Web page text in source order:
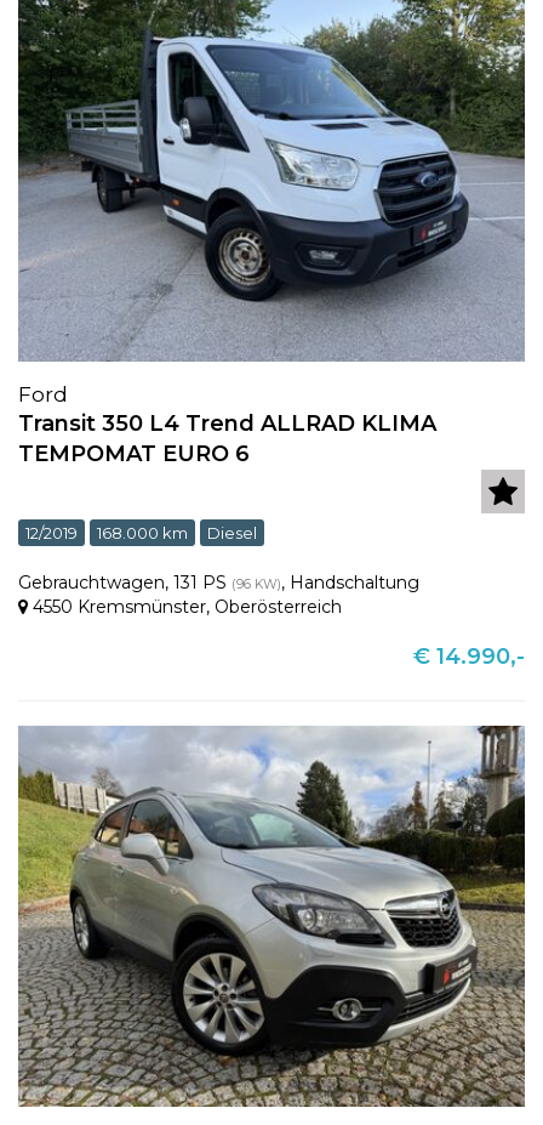
Ford
Transit 350 L4 Trend ALLRAD KLIMA
TEMPOMAT EURO 6
12/2019 168.000 km Diesel
Gebrauchtwagen, 131 PS (96 KW), Handschaltung
4550 Kremsmünster, Oberösterreich
€ 14.990,-